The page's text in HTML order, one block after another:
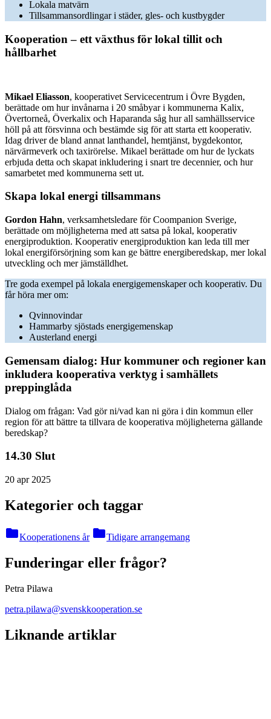
Lokala matvärn
Tillsammansordlingar i städer, gles- och kustbygder
Kooperation – ett växthus för lokal tillit och
hållbarhet
Mikael Eliasson, kooperativet Servicecentrum i Övre Bygden,
berättade om hur invånarna i 20 småbyar i kommunerna Kalix,
Övertorneå, Överkalix och Haparanda såg hur all samhällsservice
höll på att försvinna och bestämde sig för att starta ett kooperativ.
Idag driver de bland annat lanthandel, hemtjänst, bygdekontor,
närvärmeverk och taxirörelse. Mikael berättade om hur de lyckats
erbjuda detta och skapat inkludering i snart tre decennier, och hur
samarbetet med kommunerna sett ut.
Skapa lokal energi tillsammans
Gordon Hahn, verksamhetsledare för Coompanion Sverige,
berättade om möjligheterna med att satsa på lokal, kooperativ
energiproduktion. Kooperativ energiproduktion kan leda till mer
lokal energiförsörjning som kan ge bättre energiberedskap, mer lokal
utveckling och mer jämställdhet.
Tre goda exempel på lokala energigemenskaper och kooperativ. Du
får höra mer om:
Qvinnovindar
Hammarby sjöstads energigemenskap
Austerland energi
Gemensam dialog: Hur kommuner och regioner kan
inkludera kooperativa verktyg i samhällets
preppinglåda
Dialog om frågan: Vad gör ni/vad kan ni göra i din kommun eller
region för att bättre ta tillvara de kooperativa möjligheterna gällande
beredskap?
14.30 Slut
20 apr 2025
Kategorier och taggar
folderKooperationens år folderTidigare arrangemang
Funderingar eller frågor?
Petra Pilawa
petra.pilawa@svenskkooperation.se
Liknande artiklar